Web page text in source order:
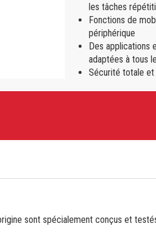
les tâches
Fonctions de
périphérique
Des applications
adaptées à tous
Sécurité totale et
sont spécialement conçus et